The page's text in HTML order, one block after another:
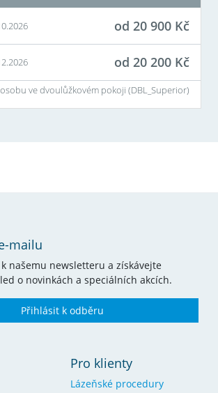
od 20 900 Kč
od 20 200 Kč
ve dvoulůžkovém pokoji (DBL_Superior)
mailu
našemu newsletteru a získávejte
o novinkách a speciálních akcích.
Přihlásit k odběru
Pro klienty
Lázeňské procedury